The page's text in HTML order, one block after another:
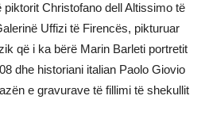
piktorit Christofano dell Altissimo të
Uffizi të Firencës, pikturuar
që i ka bërë Marin Barleti portretit
dhe historiani italian Paolo Giovio
e gravurave të fillimi të shekullit